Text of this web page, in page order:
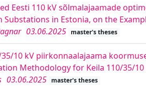
Eesti 110 kV sõlmalajaamade
Substations in Estonia, on the
03.06.2025 master's theses
35/10 kV piirkonnaalajaama
Methodology for Keila 110/35/
03.06.2025 master's theses